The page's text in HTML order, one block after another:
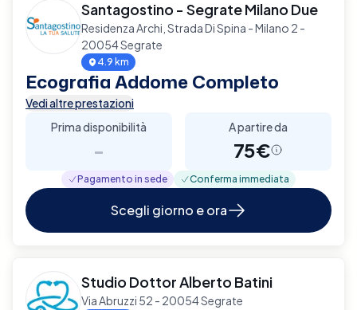
Santagostino - Segrate Milano Due
Residenza Archi, Strada Di Spina - Milano 2 -
20054 Segrate
4.9 km
Ecografia Addome Completo
Vedi altre prestazioni
Prima disponibilità
-
A partire da
75€
Pagamento in sede Conferma immediata
Scegli giorno e ora
Studio Dottor Alberto Batini
Via Abruzzi 52 - 20054 Segrate